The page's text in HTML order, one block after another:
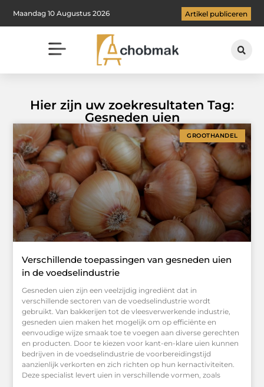
Maandag 10 Augustus 2026 Artikel publiceren
Hier zijn uw zoekresultaten Tag:
Gesneden uien
GROOTHANDEL
Verschillende toepassingen van gesneden uien
in de voedselindustrie
Gesneden uien zijn een veelzijdig ingrediënt dat in
verschillende sectoren van de voedselindustrie wordt
gebruikt. Van bakkerijen tot de vleesverwerkende industrie,
gesneden uien maken het mogelijk om op efficiënte en
eenvoudige wijze smaak toe te voegen aan diverse gerechten
en producten. Door te kiezen voor kant-en-klare uien kunnen
bedrijven in de voedselindustrie de voorbereidingstijd
aanzienlijk verkorten en zich richten op hun kernactiviteiten.
Deze specialist levert uien in verschillende vormen, zoals